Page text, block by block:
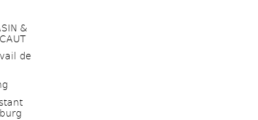
&
de